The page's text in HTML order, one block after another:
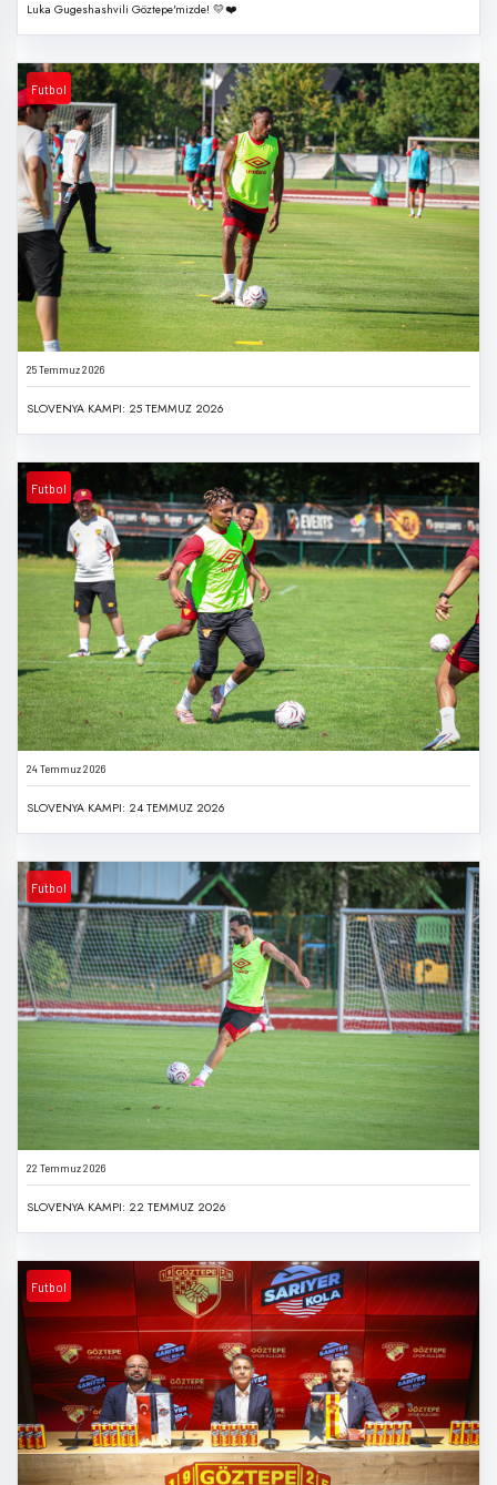
Luka Gugeshashvili Göztepe'mizde! 💛❤️
Futbol
25 Temmuz 2026
SLOVENYA KAMPI: 25 TEMMUZ 2026
Futbol
24 Temmuz 2026
SLOVENYA KAMPI: 24 TEMMUZ 2026
Futbol
22 Temmuz 2026
SLOVENYA KAMPI: 22 TEMMUZ 2026
Futbol